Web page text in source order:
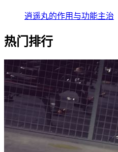
逍遥丸的作用与功能主治
热门排行